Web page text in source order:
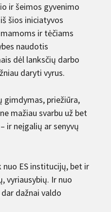
ir šeimos gyvenimo
šios iniciatyvos
ir tėčiams
naudotis
dėl lanksčių darbo
daryti vyrus.
gimdymas, priežiūra,
mažiau svarbu už bet
ir neįgalių ar senyvų
nuo ES institucijų, bet ir
vyriausybių. Ir nuo
dažnai valdo